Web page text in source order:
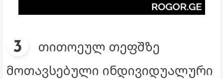
თითოეულ თეფშზე
მოთავსებული ინდივიდუალური